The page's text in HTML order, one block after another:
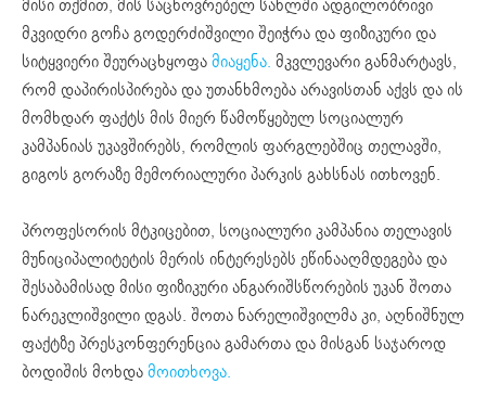
მისი თქმით, მის საცხოვრებელ სახლში ადგილობრივი
მკვიდრი გოჩა გოდერძიშვილი შეიჭრა და ფიზიკური და
სიტყვიერი შეურაცხყოფამიაყენა. მკვლევარი განმარტავს,
რომ დაპირისპირება და უთანხმოება არავისთან აქვს და ის
მომხდარ ფაქტს მის მიერ წამოწყებულ სოციალურ
კამპანიას უკავშირებს, რომლის ფარგლებშიც თელავში,
გიგოს გორაზე მემორიალური პარკის გახსნას ითხოვენ.
პროფესორის მტკიცებით, სოციალური კამპანია თელავის
მუნიციპალიტეტის მერის ინტერესებს ეწინააღმდეგება და
შესაბამისად მისი ფიზიკური ანგარიშსწორების უკან შოთა
ნარეკლიშვილი დგას. შოთა ნარელიშვილმა კი, აღნიშნულ
ფაქტზე პრესკონფერენცია გამართა და მისგან საჯაროდ
ბოდიშის მოხდამოითხოვა.